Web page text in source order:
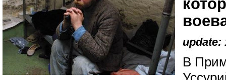
update:
В